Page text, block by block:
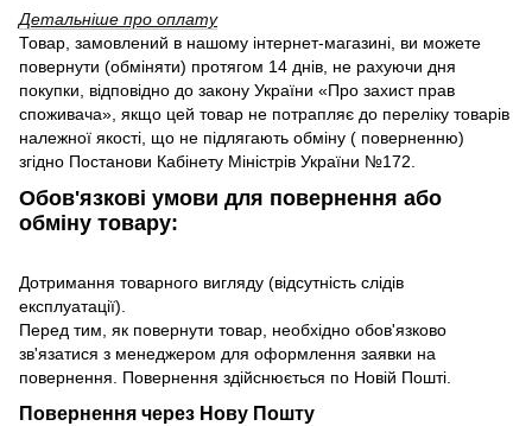
Детальніше про оплату
Товар, замовлений в нашому інтернет-магазині, ви можете
повернути (обміняти) протягом 14 днів, не рахуючи дня
покупки, відповідно до закону України «Про захист прав
споживача», якщо цей товар не потрапляє до переліку товарів
належної якості, що не підлягають обміну ( поверненню)
згідно Постанови Кабінету Міністрів України №172.
Обов'язкові умови для повернення або
обміну товару:
Дотримання товарного вигляду (відсутність слідів
експлуатації).
Перед тим, як повернути товар, необхідно обов'язково
зв'язатися з менеджером для оформлення заявки на
повернення. Повернення здійснюється по Новій Пошті.
Повернення через Нову Пошту